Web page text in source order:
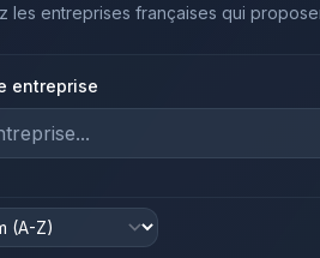
les entreprises françaises qui
entreprise